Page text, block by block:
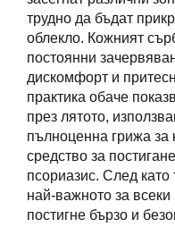
трудно да бъдат
облекло. Кожният
постоянни
дискомфорт и
практика обаче
през лятото,
пълноценна грижа за
средство за
псориазис. След
най-важното за всеки
постигне бързо и